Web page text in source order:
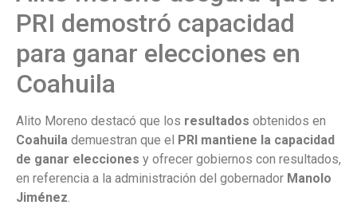
PRI demostró capacidad
para ganar elecciones en
Coahuila
Alito Moreno destacó que los resultados obtenidos en
Coahuila demuestran que el PRI mantiene la capacidad
de ganar elecciones y ofrecer gobiernos con resultados,
en referencia a la administración del gobernador Manolo
Jiménez.